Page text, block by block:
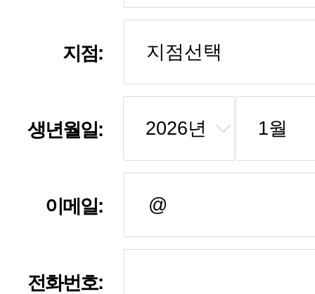
지점:
생년월일:
이메일:
전화번호: